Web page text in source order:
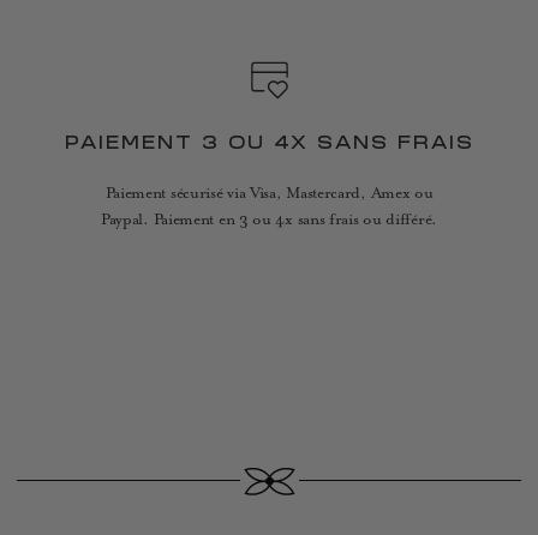
PAIEMENT 3 OU 4X SANS FRAIS
Paiement sécurisé via Visa, Mastercard, Amex ou
Paypal. Paiement en 3 ou 4x sans frais ou différé.